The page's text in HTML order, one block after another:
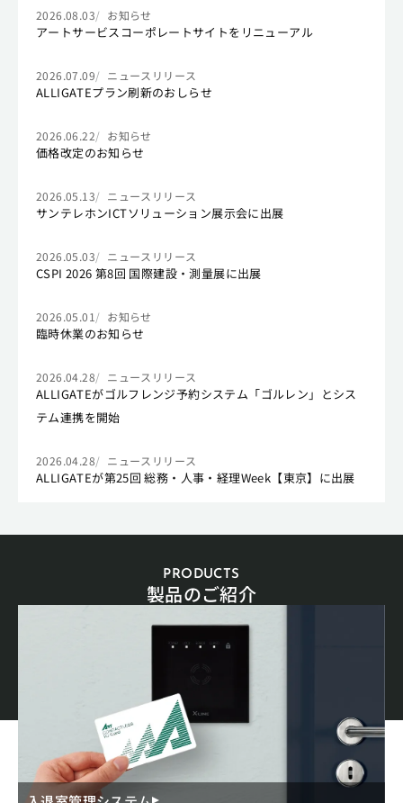
2026.08.03 お知らせ
アートサービスコーポレートサイトをリニューアル
2026.07.09 ニュースリリース
ALLIGATEプラン刷新のおしらせ
2026.06.22 お知らせ
価格改定のお知らせ
2026.05.13 ニュースリリース
サンテレホンICTソリューション展示会に出展
2026.05.03 ニュースリリース
CSPI 2026 第8回 国際建設・測量展に出展
2026.05.01 お知らせ
臨時休業のお知らせ
2026.04.28 ニュースリリース
ALLIGATEがゴルフレンジ予約システム「ゴルレン」とシス
テム連携を開始
2026.04.28 ニュースリリース
ALLIGATEが第25回 総務・人事・経理Week【東京】に出展
PRODUCTS
製品のご紹介